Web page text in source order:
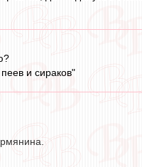
и сираков"